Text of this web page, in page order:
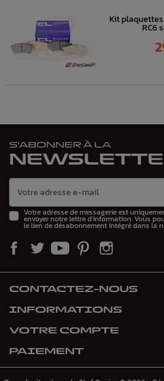
Kit
RC6
S'ABONNER À LA
Votre adresse de messagerie est
envoyer notre lettre d'information. Vous
le lien de désabonnement intégré dans la
CONTACTEZ-NOUS
INFORMATIONS
VOTRE COMPTE
PAIEMENT